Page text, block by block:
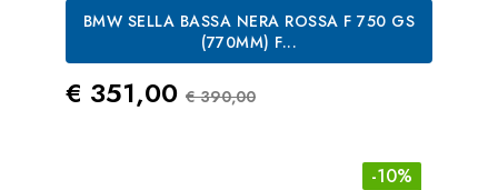
BMW SELLA BASSA NERA ROSSA F 750 GS
(770MM) F...
Prezzo
€ 351,00 Prezzo Standard
€ 390,00
-10%